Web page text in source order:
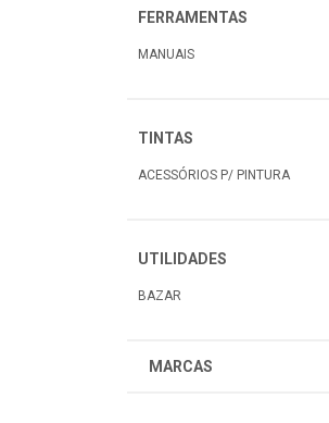
FERRAMENTAS
MANUAIS
TINTAS
ACESSÓRIOS P/ PINTURA
UTILIDADES
BAZAR
MARCAS